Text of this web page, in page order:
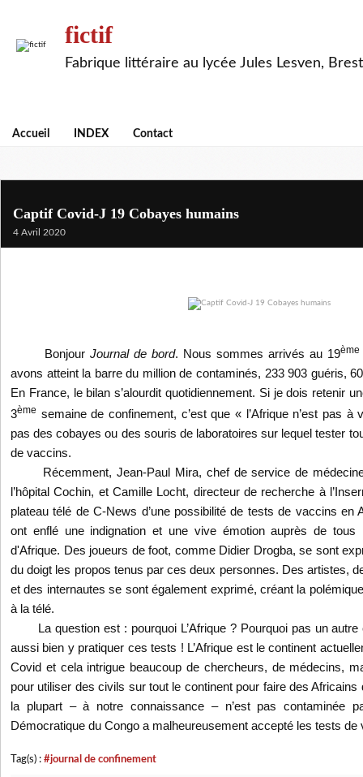
fictif
Fabrique littéraire au lycée Jules Lesven, Brest
Accueil INDEX Contact
Captif Covid-J 19 Cobayes humains
4 Avril 2020
Bonjour Journal de bord. Nous sommes arrivés au 19ème
avons atteint la barre du million de contaminés, 233 903 guéris,
En France, le bilan s’alourdit quotidiennement. Si je dois retenir
3ème semaine de confinement, c’est que « l’Afrique n’est pas à
pas des cobayes ou des souris de laboratoires sur lequel tester
de vaccins.
Récemment, Jean-Paul Mira, chef de service de médecine
l’hôpital Cochin, et Camille Locht, directeur de recherche à
plateau télé de C-News d’une possibilité de tests de vaccins en
ont enflé une indignation et une vive émotion auprès de
d'Afrique. Des joueurs de foot, comme Didier Drogba, se sont
du doigt les propos tenus par ces deux personnes. Des artistes,
et des internautes se sont également exprimé, créant la
à la télé.
La question est : pourquoi L’Afrique ? Pourquoi pas un autre
aussi bien y pratiquer ces tests ! L’Afrique est le continent
Covid et cela intrigue beaucoup de chercheurs, de médecins,
pour utiliser des civils sur tout le continent pour faire des
la plupart – à notre connaissance – n’est pas contaminée
Démocratique du Congo a malheureusement accepté les tests de
Tag(s) : #journal de confinement